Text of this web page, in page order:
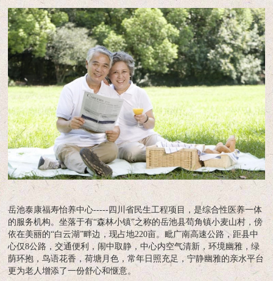
岳池泰康福寿怡养中心-----四川省民生工程项目，是综合性医养一体
的服务机构。坐落于有“森林小镇”之称的岳池县苟角镇小麦山村，傍
依在美丽的“白云湖”畔边，现占地220亩。毗广南高速公路，距县中
心仅8公路，交通便利，闹中取静，中心内空气清新，环境幽雅，绿
荫环抱，鸟语花香，荷塘月色，常年日照充足，宁静幽雅的亲水平台
更为老人增添了一份舒心和惬意。